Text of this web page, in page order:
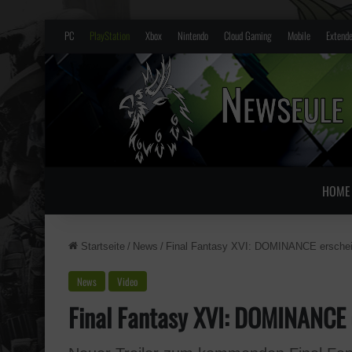
PC PlayStation Xbox Nintendo Cloud Gaming Mobile
HOME
Startseite / News / Final Fantasy XVI: DOMINANCE
News Video
Final Fantasy XVI: